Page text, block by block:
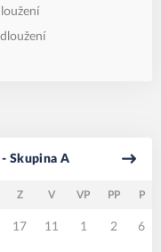
Skupina A
Z V VP PP P
17 11 1 2 6